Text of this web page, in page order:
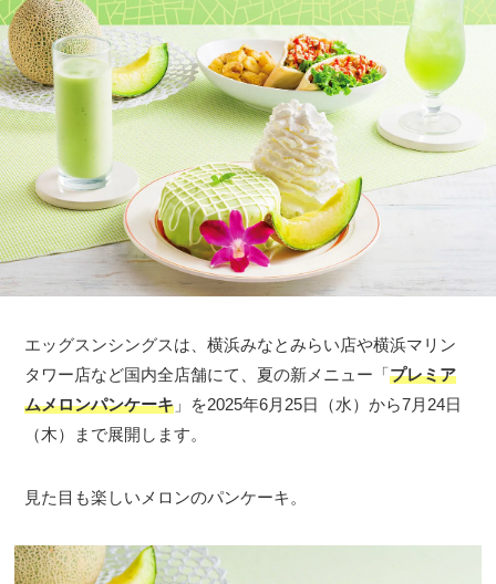
エッグスンシングスは、横浜みなとみらい店や横浜マリン
タワー店など国内全店舗にて、夏の新メニュー「プレミア
ムメロンパンケーキ 」を2025年6月25日（水）から7月24日
（木）まで展開します。
見た目も楽しいメロンのパンケーキ。